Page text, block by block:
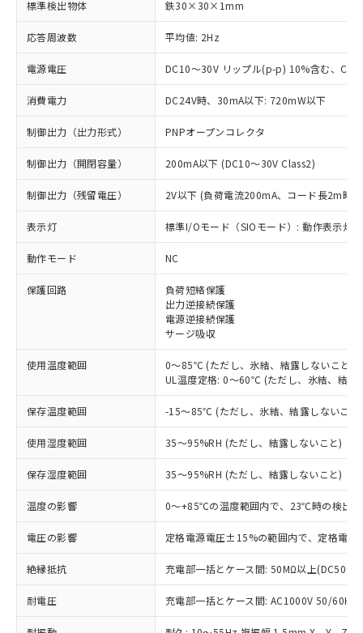
標準検出物体 鉄30×30×1mm
応答周波数 平均値: 2Hz
電源電圧 DC10～30V リップル(p-p) 10%含む、
消費電力 DC24V時、30mA以下: 720mW以下
制御出力（出力形式） PNPオープンコレクタ
制御出力（開閉容量） 200mA以下 (DC10～30V Class2)
制御出力（残留電圧） 2V以下 (負荷電流200mA、コード長2m時)
表示灯 標準I/Oモード（SIOモード）: 動作表示灯(
動作モード NC
保護回路
負荷短絡保護
出力逆接続保護
電源逆接続保護
サージ吸収
使用温度範囲
0～85℃ (ただし、氷結、結露しないこと)
UL温度定格: 0～60℃ (ただし、氷結、結露
保存温度範囲 -15～85℃ (ただし、氷結、結露しないこと)
使用湿度範囲 35～95%RH (ただし、結露しないこと)
保存湿度範囲 35～95%RH (ただし、結露しないこと)
温度の影響 0～+85℃の温度範囲内で、23℃時の検出
電圧の影響 定格電源電圧±15%の範囲内で、定格電
絶縁抵抗 充電部一括とケース間: 50MΩ以上(DC500V
耐電圧 充電部一括とケース間: AC1000V 50/60Hz
ご利用条件
以下の条件をお読みいただき、同意のうえ
ご利用ください。
本サービスは、当社制御機器事業取扱
商品の当社在庫状況および標準価格
(税抜)を提供させていただくもので
当社制御機器事業取扱商品の中には、
本サービスの対象外となる商品もある
ことをご了承ください。
在庫状況および標準価格照会結果は、
記載している更新日時点での社内デー
※1 対応状況
対応済み：EU RoHS指令（10物質）の
非含有に対応した製品が提供可能な商品で
対応予定：EU RoHS指令（10物質）の非含
有に対応した製品に切り替える予定のある
商品です。
対応予定なし：EU RoHS指令（10物質）の
非含有に非対応の商品で、対応品を出す予
定はありません。
調査・確認中：EU RoHS指令（10物質）の
非含有の対応状況を調査中または確認中の
商品です。
非該当品：ライセンス料など無形物で、有
害物質有無と関係のない商品です。
いたものが、含有品と判明した場合などや
むを得ず変更することがあります。
*EU RoHS指令（10物質）：
※1 中国RoHS○×表
「○」：最大均質材料含有率が中国RoHSの
基準値以下であることを示します。
「×」：最大均質材料含有率が中国RoHSの
基準値を超えていることを示します。
い合わせください。
為替および外国貿易法に定める商品
（以下｢規制貨物等」という）を輸出